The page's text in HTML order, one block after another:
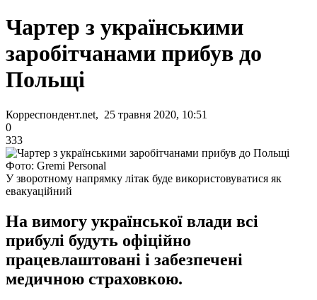
Чартер з українськими
заробітчанами прибув до
Польщі
Корреспондент.net, 25 травня 2020, 10:51
0
333
Фото: Gremi Personal
У зворотному напрямку літак буде використовуватися як
евакуаційний
На вимогу української влади всі
прибулі будуть офіційно
працевлаштовані і забезпечені
медичною страховкою.